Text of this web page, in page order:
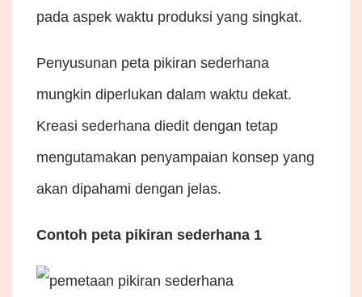
pada aspek waktu produksi yang singkat.
Penyusunan peta pikiran sederhana
mungkin diperlukan dalam waktu dekat.
Kreasi sederhana diedit dengan tetap
mengutamakan penyampaian konsep yang
akan dipahami dengan jelas.
Contoh peta pikiran sederhana 1